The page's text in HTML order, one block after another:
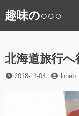
ン
へ
キ
趣味の○○○
北海道旅行
投
2018-11-04
投
者
loneb